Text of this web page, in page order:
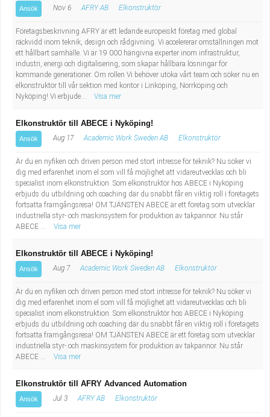
Ansök Nov 6 AFRY AB Elkonstruktör
Företagsbeskrivning AFRY är ett ledande europeiskt företag med global
räckvidd inom teknik, design och rådgivning. Vi accelererar omställningen mot
ett hållbart samhälle. Vi är 19 000 hängivna experter inom infrastruktur,
industri, energi och digitalisering, som skapar hållbara lösningar för
kommande generationer. Om rollen Vi behöver utöka vårt team och söker nu en
elkonstruktör till vår sektion med kontor i Linköping, Norrköping och
Nyköping! Vi erbjude...
Visa mer
Elkonstruktör till ABECE i Nyköping!
Ansök Aug 17 Academic Work Sweden AB Elkonstruktör
Är du en nyfiken och driven person med stort intresse för teknik? Nu söker vi
dig med erfarenhet inom el som vill få möjlighet att vidareutvecklas och bli
specialist inom elkonstruktion. Som elkonstruktör hos ABECE i Nyköping
erbjuds du utbildning och coaching där du snabbt får en viktig roll i företagets
fortsatta framgångsresa! OM TJÄNSTEN ABECE är ett företag som utvecklar
industriella styr- och maskinsystem för produktion av takpannor. Nu står
ABECE ...
Visa mer
Elkonstruktör till ABECE i Nyköping!
Ansök Aug 7 Academic Work Sweden AB Elkonstruktör
Är du en nyfiken och driven person med stort intresse för teknik? Nu söker vi
dig med erfarenhet inom el som vill få möjlighet att vidareutvecklas och bli
specialist inom elkonstruktion. Som elkonstruktör hos ABECE i Nyköping
erbjuds du utbildning och coaching där du snabbt får en viktig roll i företagets
fortsatta framgångsresa! OM TJÄNSTEN ABECE är ett företag som utvecklar
industriella styr- och maskinsystem för produktion av takpannor. Nu står
ABECE ...
Visa mer
Elkonstruktör till AFRY Advanced Automation
Ansök Jul 3 AFRY AB Elkonstruktör